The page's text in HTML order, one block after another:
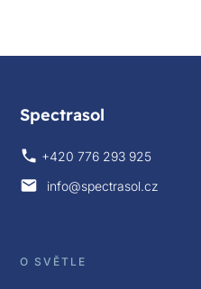
Spectrasol
+420 776 293 925
info@spectrasol.cz
O SVĚTLE